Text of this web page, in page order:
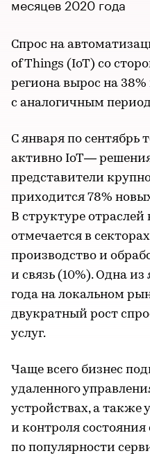
Спрос на
of Things (IoT) со
региона вырос на
с аналогичным
С января по сентябрь
активно IoT—
представители
приходится 78%
В структуре
отмечается в
производство и
и связь (10%). Одна
года на локальном
двукратный рост
услуг.
Чаще всего бизнес
удаленного
устройствах, а также
и контроля
по популярности